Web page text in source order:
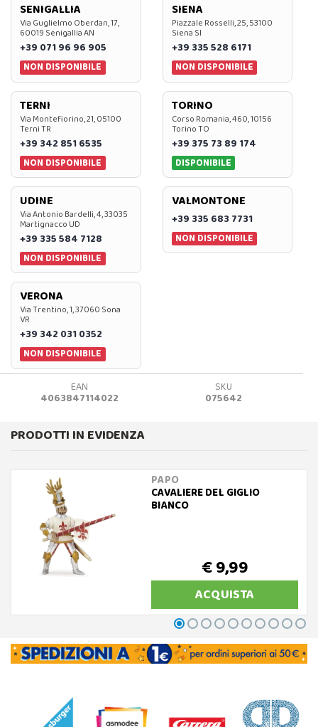
SENIGALLIA
Via Guglielmo Oberdan, 17,
60019 Senigallia AN
+39 071 96 96 905
NON DISPONIBILE
SIENA
Piazzale Rosselli, 25, 53100
Siena SI
+39 335 528 6171
NON DISPONIBILE
TERNI
Via Montefiorino, 21, 05100
Terni TR
+39 342 851 6535
NON DISPONIBILE
TORINO
Corso Romania, 460, 10156
Torino TO
+39 375 73 89 174
DISPONIBILE
UDINE
Via Antonio Bardelli, 4, 33035
Martignacco UD
+39 335 584 7128
NON DISPONIBILE
VALMONTONE
+39 335 683 7731
NON DISPONIBILE
VERONA
Via Trentino, 1, 37060 Sona
VR
+39 342 031 0352
NON DISPONIBILE
EAN
4063847114022
SKU
075642
PRODOTTI IN EVIDENZA
PAPO
CAVALIERE DEL GIGLIO
BIANCO
€ 9,99
ACQUISTA